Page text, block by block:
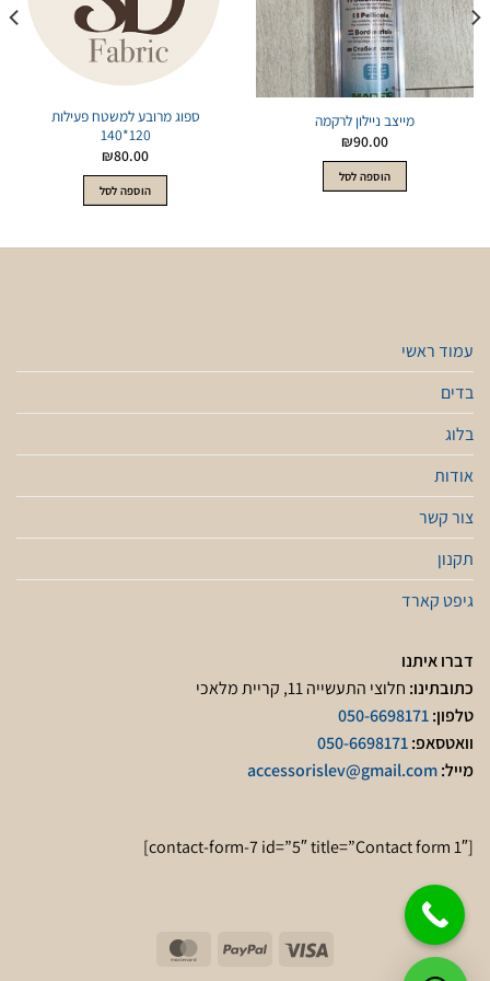
מייצב ניילון לרקמה
₪90.00
הוספה לסל
ספוג מרובע למשטח פעילות
120*140
₪80.00
הוספה לסל
עמוד ראשי
בדים
בלוג
אודות
צור קשר
תקנון
גיפט קארד
דברו איתנו
כתובתינו: חלוצי התעשייה 11, קריית מלאכי
טלפון:050-6698171
וואטסאפ:050-6698171
מייל:accessorislev@gmail.com
[contact-form-7 id=”5″ title=”Contact form 1″]